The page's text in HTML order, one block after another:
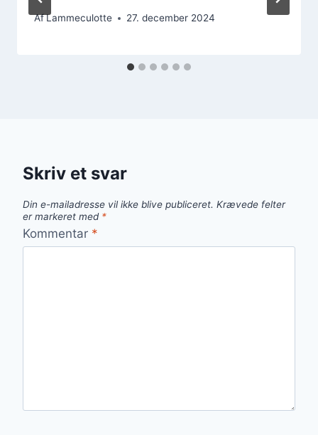
AfLammeculotte 27. december 2024
Skriv et svar
Din e-mailadresse vil ikke blive publiceret. Krævede felter
er markeret med *
Kommentar *